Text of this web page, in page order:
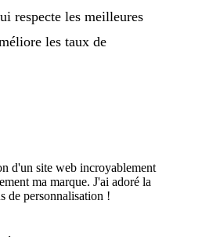
respecte les meilleures
les taux de
d'un site web incroyablement
ma marque. J'ai adoré la
de personnalisation !